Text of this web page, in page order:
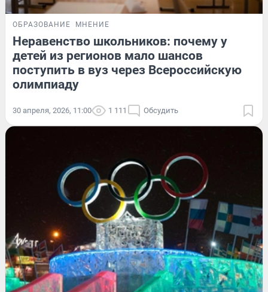
ОБРАЗОВАНИЕ МНЕНИЕ
Неравенство школьников: почему у
детей из регионов мало шансов
поступить в вуз через Всероссийскую
олимпиаду
30 апреля, 2026, 11:00 1 111 Обсудить